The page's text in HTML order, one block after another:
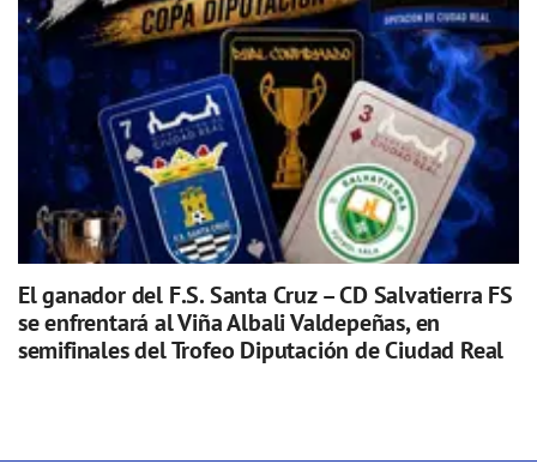
El ganador del F.S. Santa Cruz – CD Salvatierra FS
se enfrentará al Viña Albali Valdepeñas, en
semifinales del Trofeo Diputación de Ciudad Real